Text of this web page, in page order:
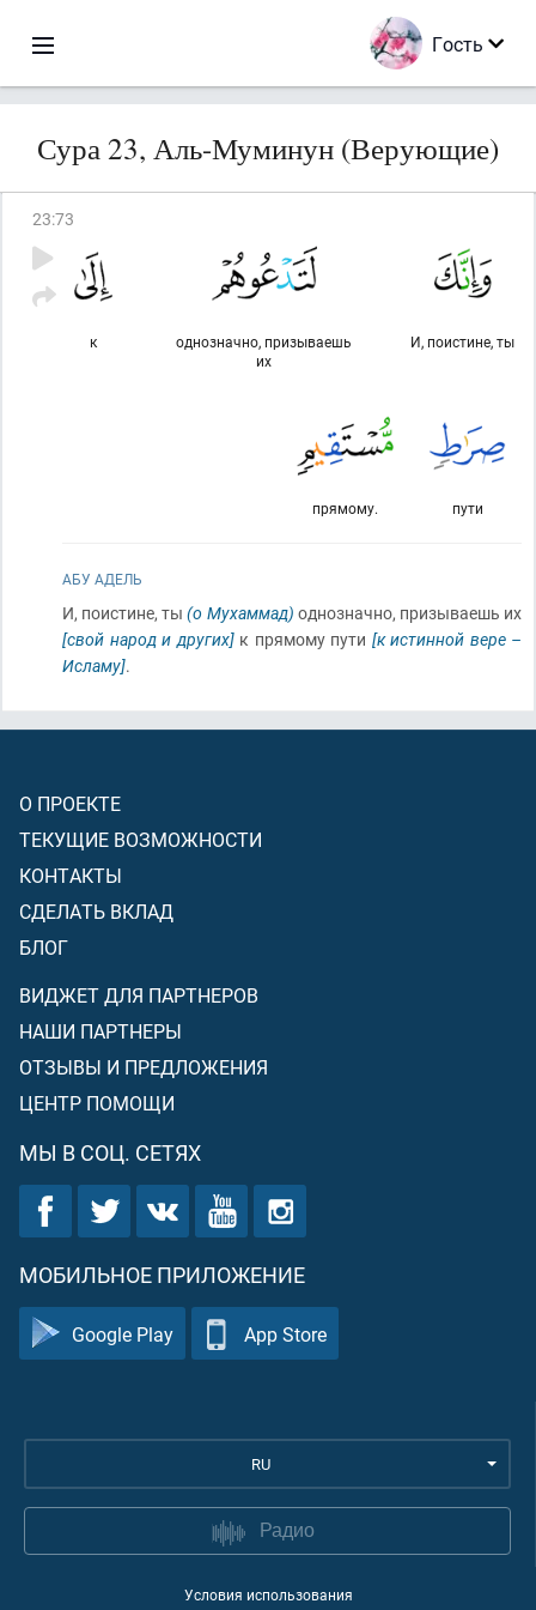
Гость
Сура 23, Аль-Муминун (Верующие)
23:73
И, поистине, ты
однозначно, призываешь
их
к
пути
прямому.
АБУ АДЕЛЬ
И, поистине, ты(о Мухаммад) однозначно, призываешь их
[свой народ и других]к прямому пути [к истинной вере –
Исламу].
О ПРОЕКТЕ
ТЕКУЩИЕ ВОЗМОЖНОСТИ
КОНТАКТЫ
СДЕЛАТЬ ВКЛАД
БЛОГ
ВИДЖЕТ ДЛЯ ПАРТНЕРОВ
НАШИ ПАРТНЕРЫ
ОТЗЫВЫ И ПРЕДЛОЖЕНИЯ
ЦЕНТР ПОМОЩИ
МЫ В СОЦ. СЕТЯХ
МОБИЛЬНОЕ ПРИЛОЖЕНИЕ
Google Play App Store
RU
Радио
Условия использования